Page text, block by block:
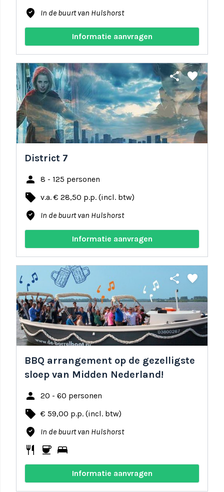
where_to_vote
In de buurt van Hulshorst
Informatie aanvragen
share favorite
District 7
person 8 - 125 personen
local_offer v.a. € 28,50 p.p. (incl. btw)
where_to_vote In de buurt van Hulshorst
Informatie aanvragen
share favorite
BBQ arrangement op de gezelligste
sloep van Midden Nederland!
person 20 - 60 personen
local_offer € 59,00 p.p. (incl. btw)
where_to_vote In de buurt van Hulshorst
restaurant coffee bed
Informatie aanvragen